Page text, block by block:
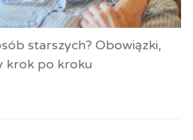
starszych? Obowiązki,
krok po kroku